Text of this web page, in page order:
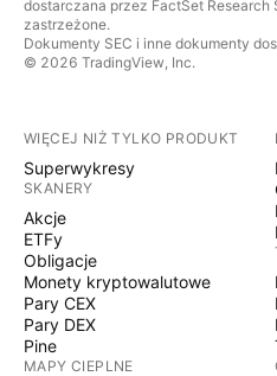
dostarczana przez FactSet Research
zastrzeżone.
Dokumenty SEC i inne dokumenty
© 2026 TradingView, Inc.
WIĘCEJ NIŻ TYLKO PRODUKT
Superwykresy
SKANERY
Akcje
ETFy
Obligacje
Monety kryptowalutowe
Pary CEX
Pary DEX
Pine
MAPY CIEPLNE